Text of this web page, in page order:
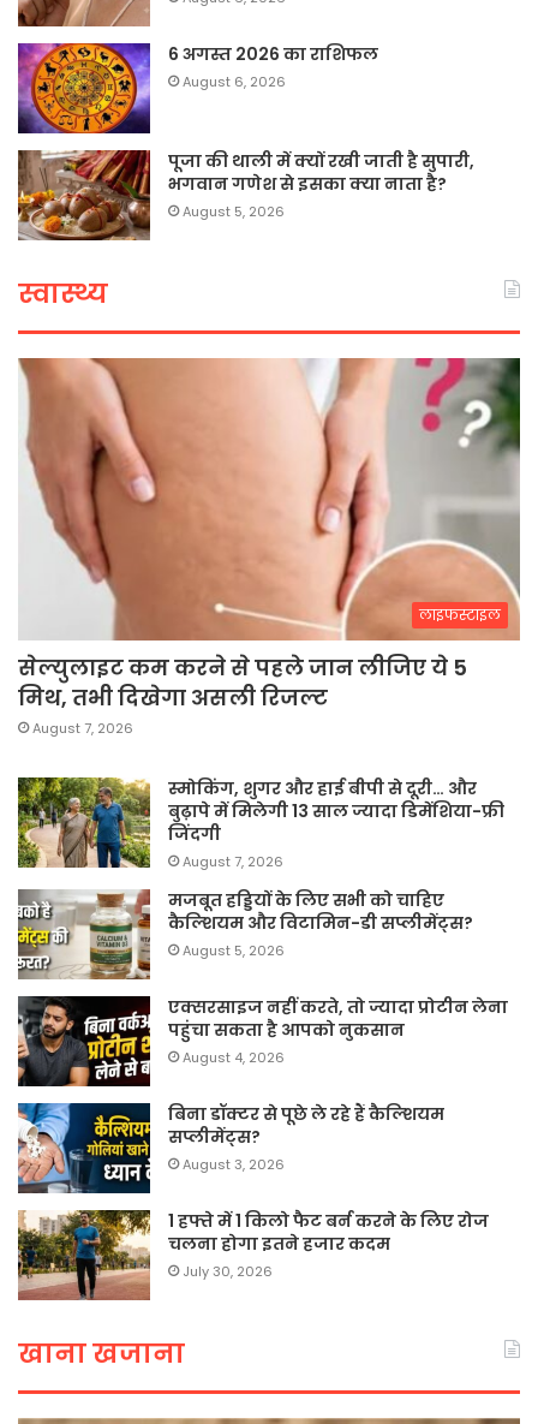
6 अगस्त 2026 का राशिफल
August 6, 2026
पूजा की थाली में क्यों रखी जाती है सुपारी,
भगवान गणेश से इसका क्या नाता है?
August 5, 2026
स्वास्थ्य
लाइफस्टाइल
सेल्युलाइट कम करने से पहले जान लीजिए ये 5
मिथ, तभी दिखेगा असली रिजल्ट
August 7, 2026
स्मोकिंग, शुगर और हाई बीपी से दूरी… और
बुढ़ापे में मिलेगी 13 साल ज्यादा डिमेंशिया-फ्री
जिंदगी
August 7, 2026
मजबूत हड्डियों के लिए सभी को चाहिए
कैल्शियम और विटामिन-डी सप्लीमेंट्स?
August 5, 2026
एक्सरसाइज नहीं करते, तो ज्यादा प्रोटीन लेना
पहुंचा सकता है आपको नुकसान
August 4, 2026
बिना डॉक्टर से पूछे ले रहे हैं कैल्शियम
सप्लीमेंट्स?
August 3, 2026
1 हफ्ते में 1 किलो फैट बर्न करने के लिए रोज
चलना होगा इतने हजार कदम
July 30, 2026
खाना खजाना